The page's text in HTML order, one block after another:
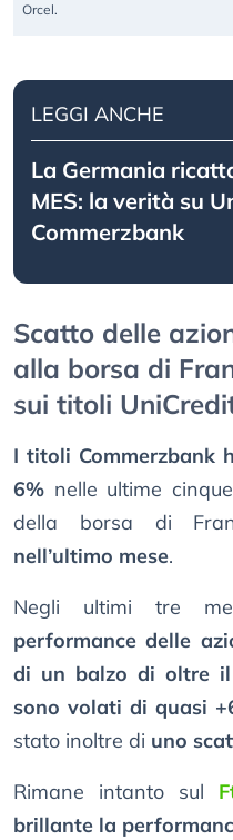
Orcel.
LEGGI ANCHE
La Germania
MES: la verità su
Commerzbank
Scatto delle
alla borsa di
sui titoli
I titoli Commerzbank
6% nelle ultime
della borsa di
nell’ultimo mese.
Negli ultimi tre
performance delle
di un balzo di oltre
sono volati di quasi
stato inoltre di uno
Rimane intanto sul
brillante la